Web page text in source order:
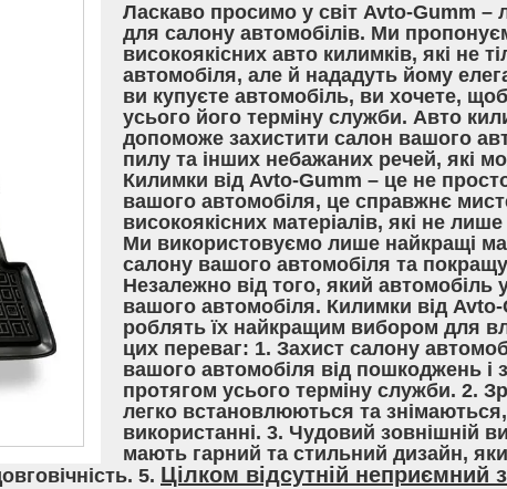
Ласкаво просимо у світ Avto-Gumm –
для салону автомобілів. Ми
високоякісних авто килимків, які не
автомобіля, але й нададуть йому
ви купуєте автомобіль, ви хочете,
усього його терміну служби. Авто
допоможе захистити салон вашого
пилу та інших небажаних речей, які
Килимки від Avto-Gumm – це не
вашого автомобіля, це справжнє
високоякісних матеріалів, які не
Ми використовуємо лише найкращі
салону вашого автомобіля та
Незалежно від того, який автомобіль
вашого автомобіля. Килимки від
роблять їх найкращим вибором для
цих переваг: 1. Захист салону
вашого автомобіля від пошкоджень і
протягом усього терміну служби. 2.
легко встановлюються та
використанні. 3. Чудовий зовнішній
мають гарний та стильний дизайн,
5. Цілком відсутній неприємний